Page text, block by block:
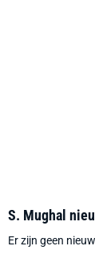
S. Mughal
Er zijn geen